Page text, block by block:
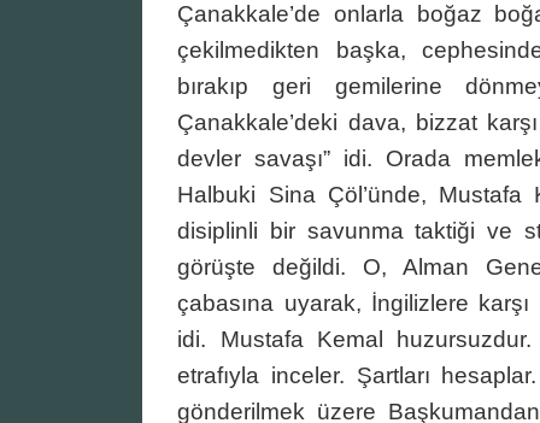
Çanakkale’de onlarla boğaz
çekilmedikten başka,
bırakıp geri gemilerine
Çanakkale’deki dava, bizzat
devler savaşı” idi. Orada
Halbuki Sina Çöl’ünde,
disiplinli bir savunma taktiği ve
görüşte değildi. O, Alman
çabasına uyarak, İngilizlere
idi. Mustafa Kemal
etrafıyla inceler. Şartları
gönderilmek üzere